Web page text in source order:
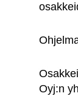
Oyj:n